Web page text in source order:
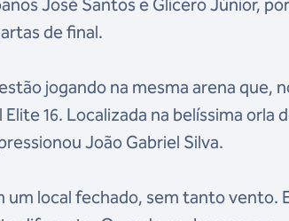
José Santos e Glicero Júnior,
de final.
jogando na mesma arena que,
16. Localizada na belíssima orla
João Gabriel Silva.
local fechado, sem tanto vento.